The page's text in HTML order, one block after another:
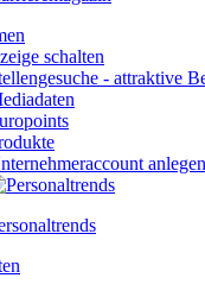
schalten
- attraktive
anlegen